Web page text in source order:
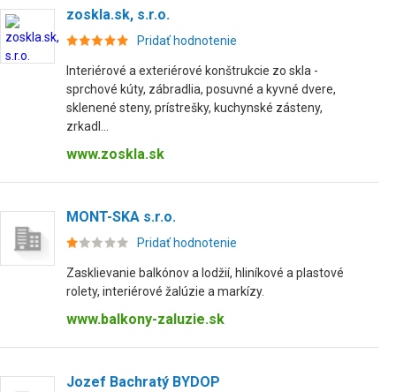
zoskla.sk, s.r.o.
Pridať hodnotenie
Interiérové a exteriérové konštrukcie zo skla -
sprchové kúty, zábradlia, posuvné a kyvné dvere,
sklenené steny, prístrešky, kuchynské zásteny,
zrkadl...
www.zoskla.sk
MONT-SKA s.r.o.
Pridať hodnotenie
Zasklievanie balkónov a lodžií, hliníkové a plastové
rolety, interiérové žalúzie a markízy.
www.balkony-zaluzie.sk
Jozef Bachratý BYDOP